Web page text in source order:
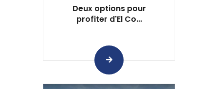
Deux options pour
profiter d'El Co...